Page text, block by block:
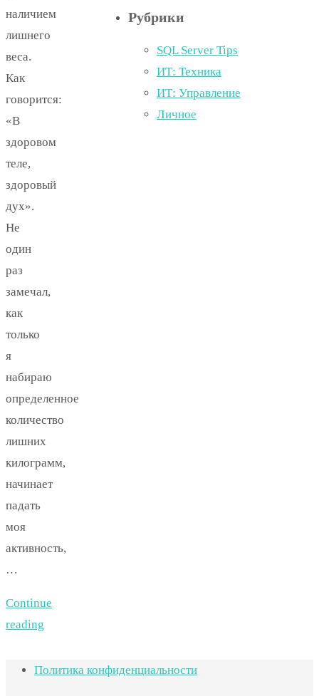
наличием
лишнего
веса.
Как
говорится:
«В
здоровом
теле,
здоровый
дух».
Не
один
раз
замечал,
как
только
я
набираю
определенное
количество
лишних
килограмм,
начинает
падать
моя
активность,
…
Continue
reading
Рубрики
SQL Server Tips
ИТ: Техника
ИТ: Управление
Личное
Политика конфиденциальности